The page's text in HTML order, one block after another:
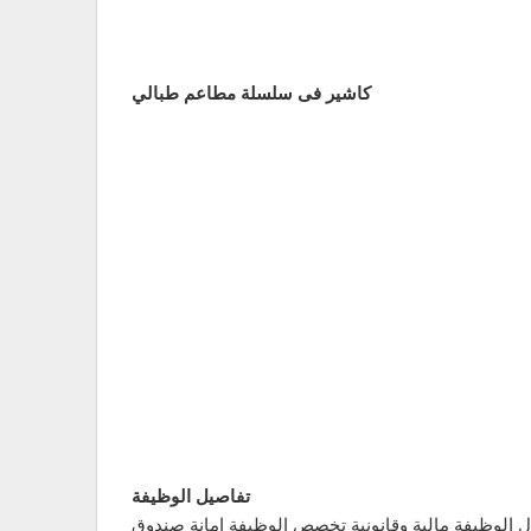
كاشير فى سلسلة مطاعم طبالي
تفاصيل الوظيفة
الوظيفة مالية وقانونية تخصص الوظيفة امانة صندوق